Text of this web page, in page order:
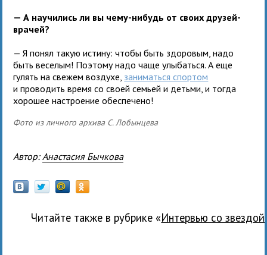
— А научились ли вы чему-нибудь от своих друзей-
врачей?
— Я понял такую истину: чтобы быть здоровым, надо
быть веселым! Поэтому надо чаще улыбаться. А еще
гулять на свежем воздухе, заниматься спортом
и проводить время со своей семьей и детьми, и тогда
хорошее настроение обеспечено!
Фото из личного архива С. Лобынцева
Автор: Анастасия Бычкова
Читайте также в рубрике « Интервью со звездой